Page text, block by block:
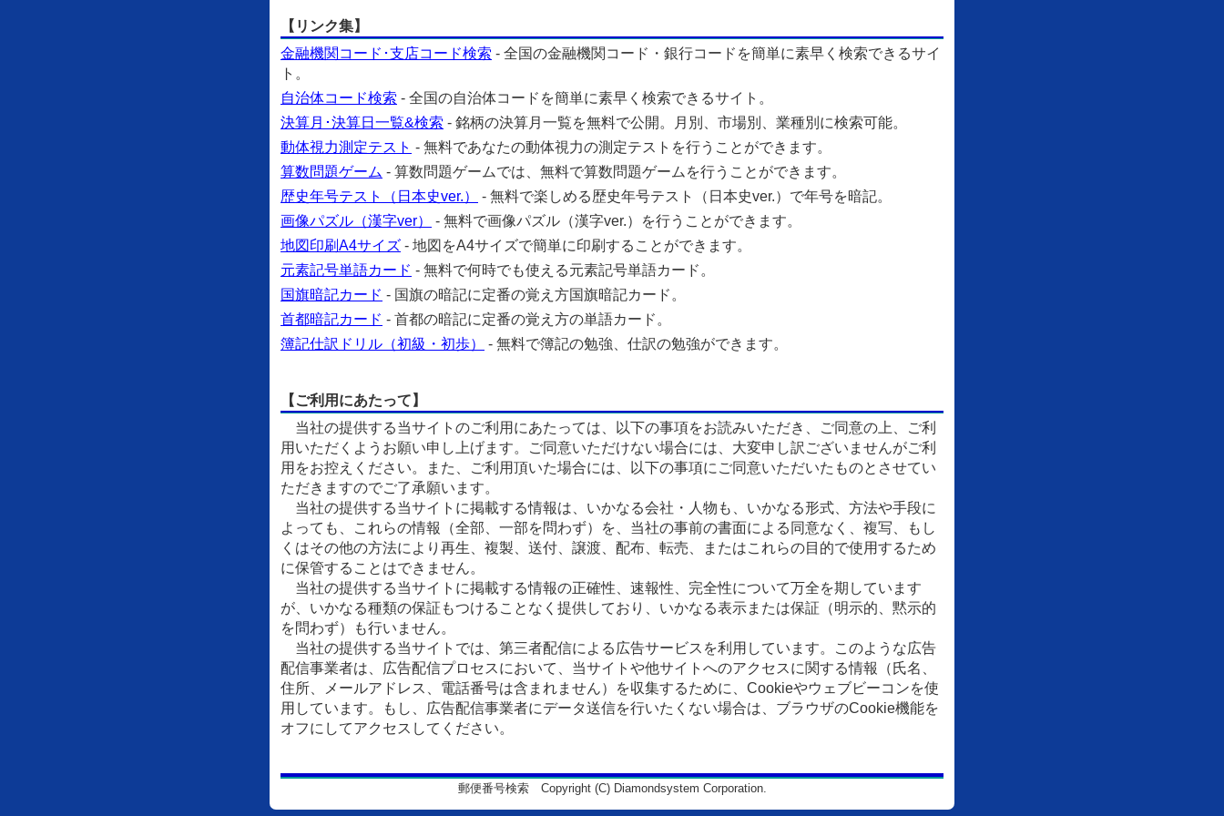
【リンク集】
金融機関コード･支店コード検索 - 全国の金融機関コード・銀行コードを簡単に素早く検索できるサイ
ト。
自治体コード検索 - 全国の自治体コードを簡単に素早く検索できるサイト。
決算月･決算日一覧&検索 - 銘柄の決算月一覧を無料で公開。月別、市場別、業種別に検索可能。
動体視力測定テスト - 無料であなたの動体視力の測定テストを行うことができます。
算数問題ゲーム - 算数問題ゲームでは、無料で算数問題ゲームを行うことができます。
歴史年号テスト（日本史ver.）
- 無料で楽しめる歴史年号テスト（日本史ver.）で年号を暗記。
画像パズル（漢字ver）
- 無料で画像パズル（漢字ver.）を行うことができます。
地図印刷A4サイズ - 地図をA4サイズで簡単に印刷することができます。
元素記号単語カード - 無料で何時でも使える元素記号単語カード。
国旗暗記カード - 国旗の暗記に定番の覚え方国旗暗記カード。
首都暗記カード - 首都の暗記に定番の覚え方の単語カード。
簿記仕訳ドリル（初級・初歩）
- 無料で簿記の勉強、仕訳の勉強ができます。
【ご利用にあたって】
当社の提供する当サイトのご利用にあたっては、以下の事項をお読みいただき、ご同意の上、ご利
用いただくようお願い申し上げます。ご同意いただけない場合には、大変申し訳ございませんがご利
用をお控えください。また、ご利用頂いた場合には、以下の事項にご同意いただいたものとさせてい
ただきますのでご了承願います。
当社の提供する当サイトに掲載する情報は、いかなる会社・人物も、いかなる形式、方法や手段に
よっても、これらの情報（全部、一部を問わず）を、当社の事前の書面による同意なく、複写、もし
くはその他の方法により再生、複製、送付、譲渡、配布、転売、またはこれらの目的で使用するため
に保管することはできません。
当社の提供する当サイトに掲載する情報の正確性、速報性、完全性について万全を期しています
が、いかなる種類の保証もつけることなく提供しており、いかなる表示または保証（明示的、黙示的
を問わず）も行いません。
当社の提供する当サイトでは、第三者配信による広告サービスを利用しています。このような広告
配信事業者は、広告配信プロセスにおいて、当サイトや他サイトへのアクセスに関する情報（氏名、
住所、メールアドレス、電話番号は含まれません）を収集するために、Cookieやウェブビーコンを使
用しています。もし、広告配信事業者にデータ送信を行いたくない場合は、ブラウザのCookie機能を
オフにしてアクセスしてください。
郵便番号検索 Copyright (C) Diamondsystem Corporation.